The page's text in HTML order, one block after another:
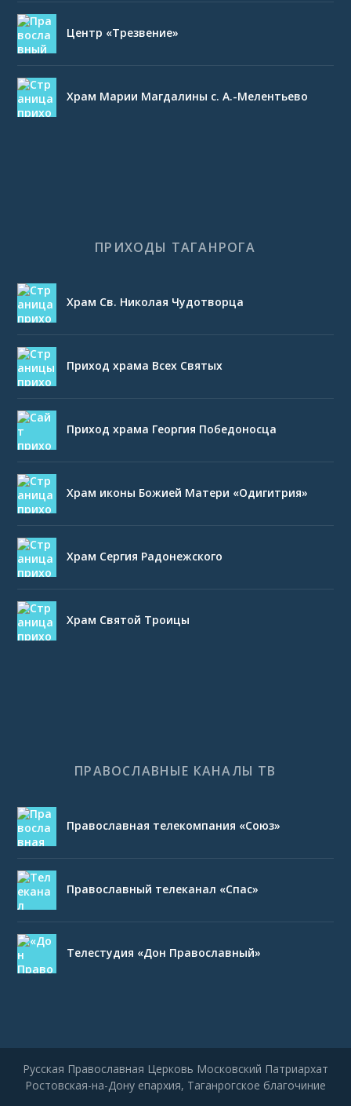
Центр «Трезвение»
Храм Марии Магдалины с. А.-Мелентьево
ПРИХОДЫ ТАГАНРОГА
Храм Св. Николая Чудотворца
Приход храма Всех Святых
Приход храма Георгия Победоносца
Храм иконы Божией Матери «Одигитрия»
Храм Сергия Радонежского
Храм Святой Троицы
ПРАВОСЛАВНЫЕ КАНАЛЫ ТВ
Православная телекомпания «Союз»
Православный телеканал «Спас»
Телестудия «Дон Православный»
Русская Православная Церковь Московский Патриархат
Ростовская-на-Дону епархия, Таганрогское благочиние